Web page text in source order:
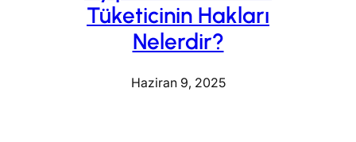
Tüketicinin Hakları
Nelerdir?
Haziran 9, 2025